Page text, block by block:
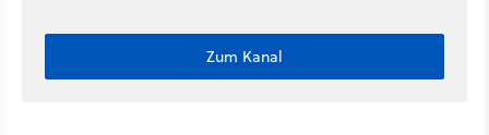
Zum Kanal